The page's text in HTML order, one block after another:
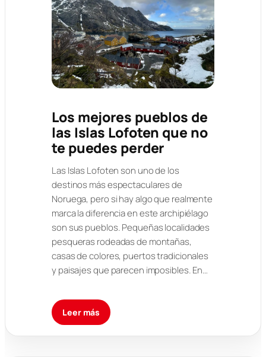
Los mejores pueblos de
las Islas Lofoten que no
te puedes perder
Las Islas Lofoten son uno de los
destinos más espectaculares de
Noruega, pero si hay algo que realmente
marca la diferencia en este archipiélago
son sus pueblos. Pequeñas localidades
pesqueras rodeadas de montañas,
casas de colores, puertos tradicionales
y paisajes que parecen imposibles. En…
Leer más